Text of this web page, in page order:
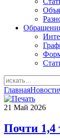
ГлавнаяНовости
21 Май 2026
Почти 1,4